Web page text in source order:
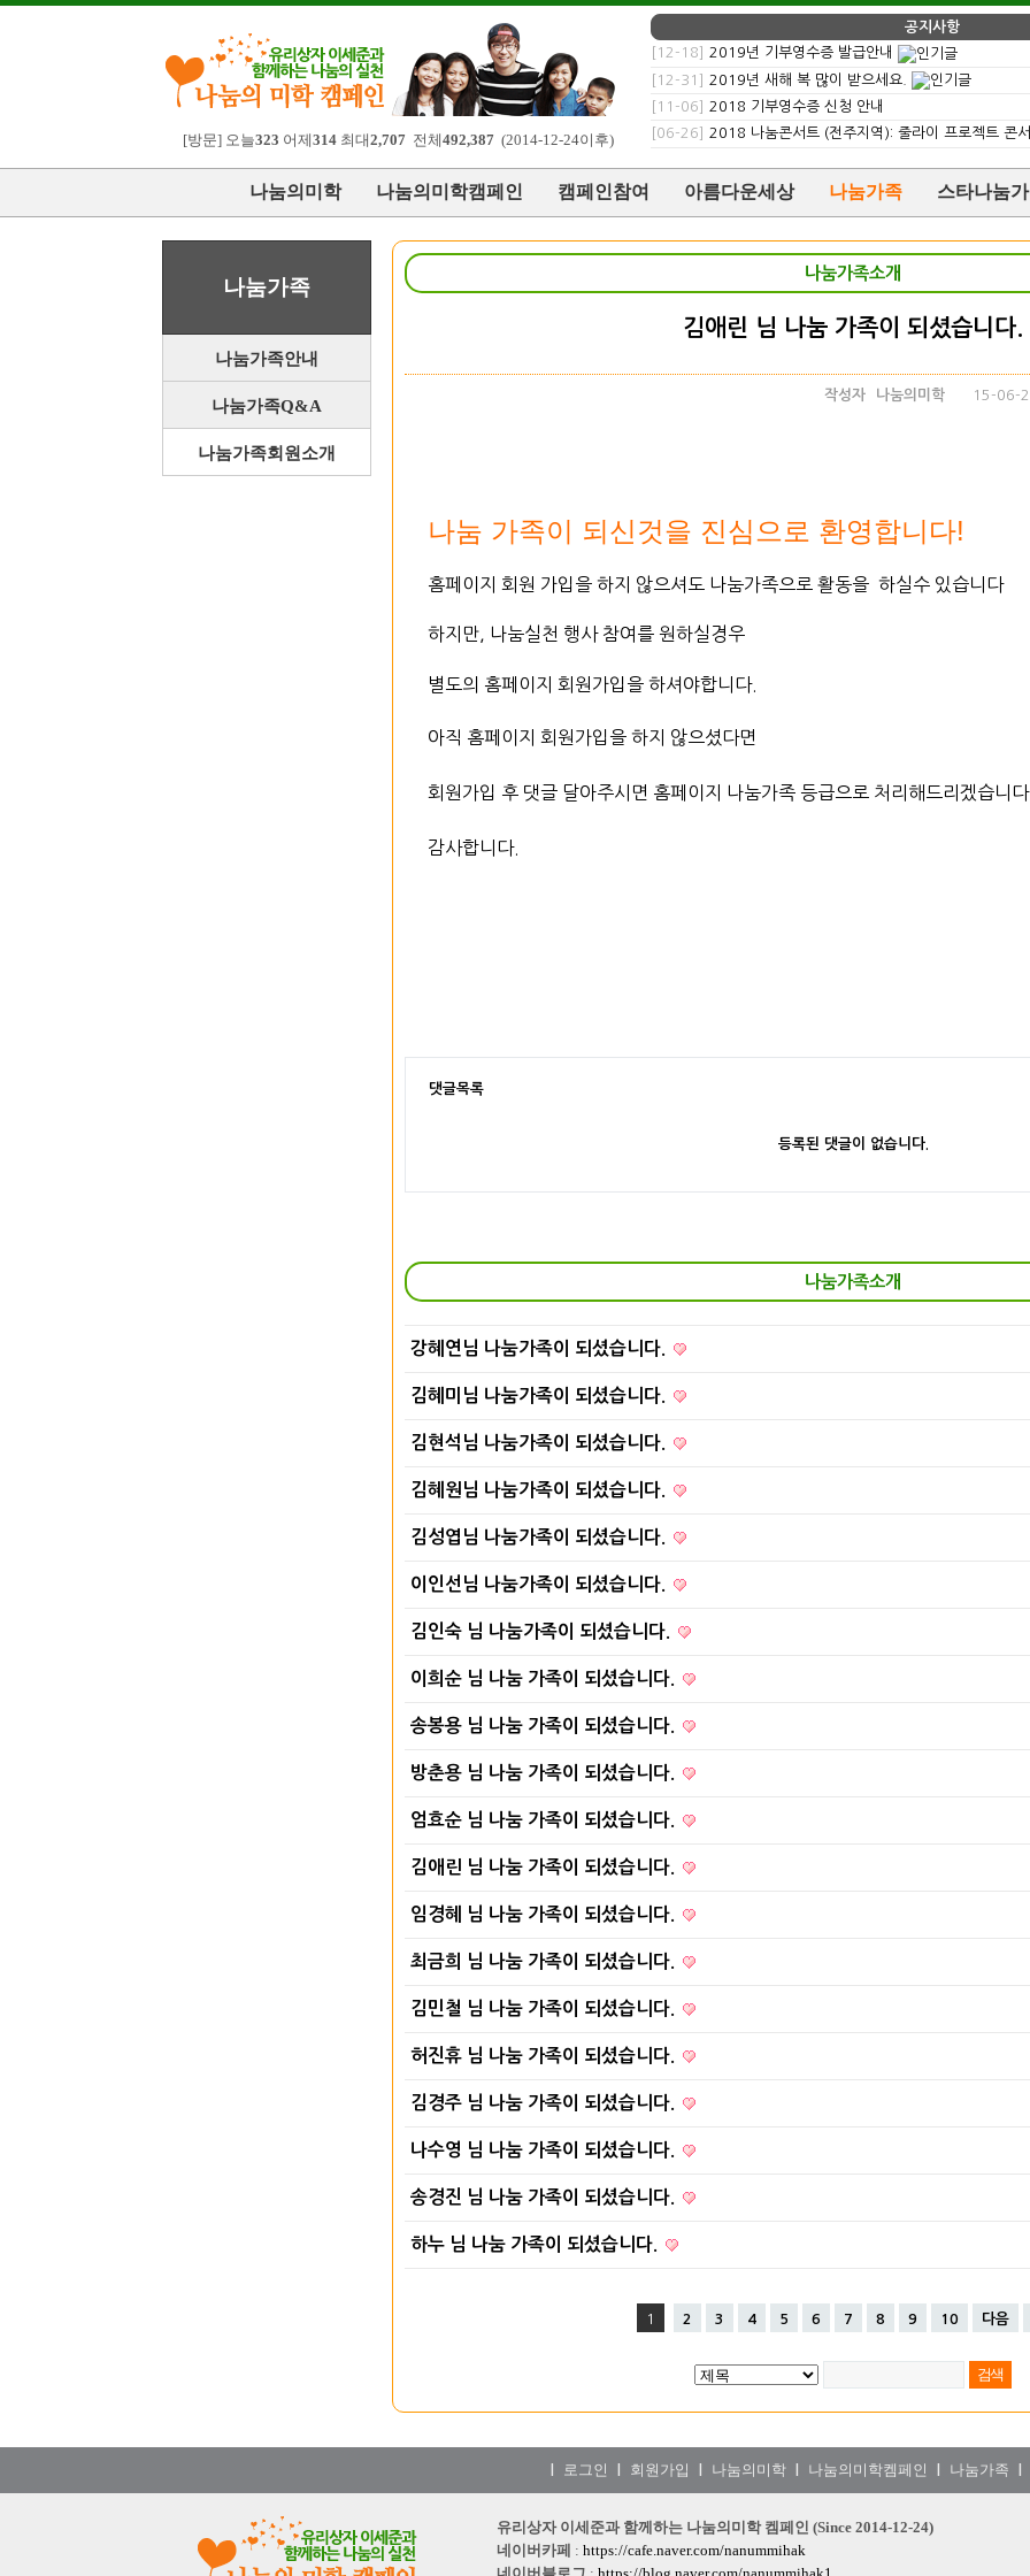
[방문] 오늘323 어제 314 최대 2,707 전체 492,387 (2014-12-24이후)
공지사항
[12-18]
2019년 기부영수증 발급안내
[12-31]
2019년 새해 복 많이 받으세요.
[11-06]
2018 기부영수증 신청 안내
[06-26]
2018 나눔콘서트 (전주지역): 줄라이 프로젝트 콘
나눔의미학 나눔의미학캠페인 캠페인참여 아름다운세상 나눔가족 스타나눔
나눔가족
나눔가족안내
나눔가족Q&A
나눔가족회원소개
나눔가족소개
김애린 님 나눔 가족이 되셨습니다.
작성자 나눔의미학 15-06-
​나눔 가족이 되신것을 진심으로 환영합니다!
​홈페이지 회원 가입을 하지 않으셔도 나눔가족으로 활동을 하실수 있습니다
하지만, 나눔실천 행사 참여를 원하실경우
별도의 홈페이지 회원가입을 하셔야합니다​.
아직 홈페이지 회원가입을 하지 않으셨다면
회원가입 후 댓글 달아주시면 홈페이지 나눔가족 등급으로 처리해드리겠습니
감사합니다.
댓글목록
등록된 댓글이 없습니다.
나눔가족소개
강혜연님 나눔가족이 되셨습니다.
김혜미님 나눔가족이 되셨습니다.
김현석님 나눔가족이 되셨습니다.
김혜원님 나눔가족이 되셨습니다.
김성엽님 나눔가족이 되셨습니다.
이인선님 나눔가족이 되셨습니다.
김인숙 님 나눔가족이 되셨습니다.
이희순 님 나눔 가족이 되셨습니다.
송봉용 님 나눔 가족이 되셨습니다.
방춘용 님 나눔 가족이 되셨습니다.
엄효순 님 나눔 가족이 되셨습니다.
김애린 님 나눔 가족이 되셨습니다.
임경혜 님 나눔 가족이 되셨습니다.
최금희 님 나눔 가족이 되셨습니다.
김민철 님 나눔 가족이 되셨습니다.
허진휴 님 나눔 가족이 되셨습니다.
김경주 님 나눔 가족이 되셨습니다.
나수영 님 나눔 가족이 되셨습니다.
송경진 님 나눔 가족이 되셨습니다.
하누 님 나눔 가족이 되셨습니다.
1 2 3 4 5 6 7 8 9 10 다음
로그인 회원가입 나눔의미학 나눔의미학켐페인 나눔가족
유리상자 이세준과 함께하는 나눔의미학 켐페인 (Since 2014-12-24)
네이버카페
: https://cafe.naver.com/nanummihak